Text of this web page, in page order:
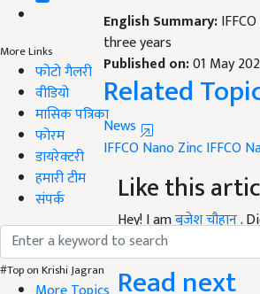
More Links
फोटो गैलरी
वीडियो
मासिक पत्रिका
फोरम
डायरेक्टरी
हमारी टीम
संपर्क
#Top on Krishi Jagran
English Summary:
three years
Published on:01 May
Related
News
IFFCO Nano ZincIFFCO
Like this
Hey! I amबृजेश चौहान.
your suggestions and
Read next